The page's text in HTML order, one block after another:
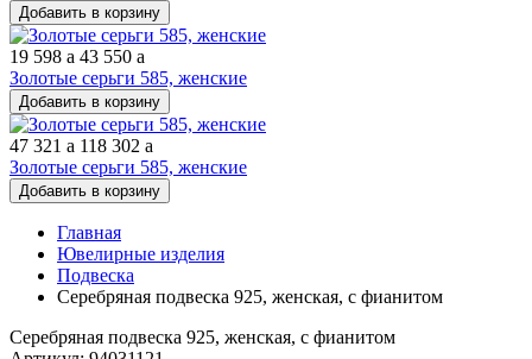
Добавить в корзину
19 598 a 43 550 a
Золотые серьги 585, женские
Добавить в корзину
47 321 a 118 302 a
Золотые серьги 585, женские
Добавить в корзину
Главная
Ювелирные изделия
Подвеска
Серебряная подвеска 925, женская, с фианитом
Серебряная подвеска 925, женская, с фианитом